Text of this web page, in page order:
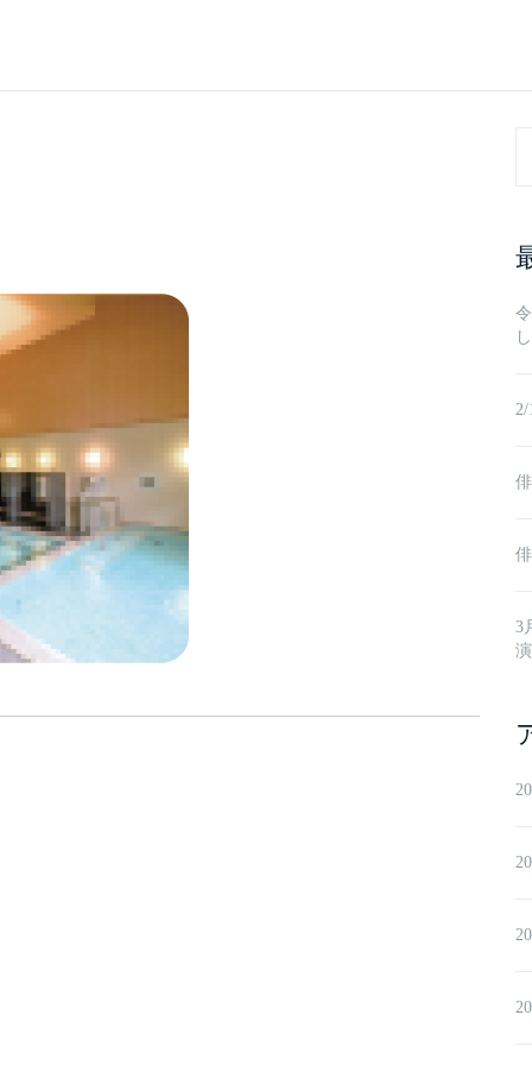
3